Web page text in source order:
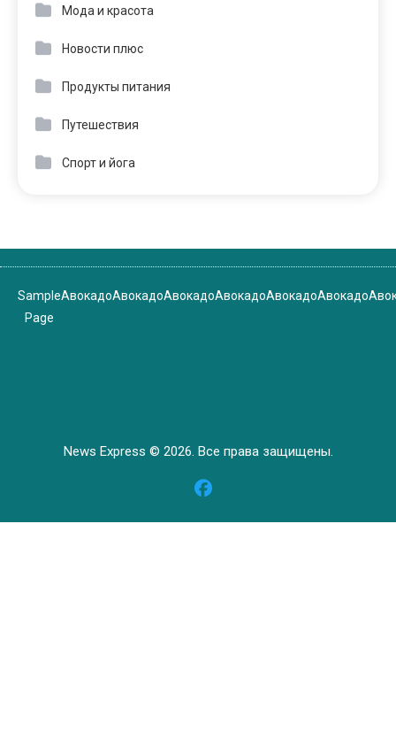
Мода и красота
Новости плюс
Продукты питания
Путешествия
Спорт и йога
Sample
Page
АвокадоАвокадоАвокадоАвокадоАвокадоАвокадо
News Express © 2026. Все права защищены.